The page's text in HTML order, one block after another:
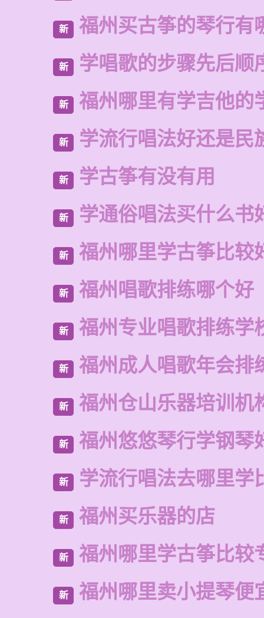
新 福州买古筝的琴行有
新 学唱歌的步骤先后顺
新 福州哪里有学吉他的
新 学流行唱法好还是民
新 学古筝有没有用
新 学通俗唱法买什么书
新 福州哪里学古筝比较
新 福州唱歌排练哪个好
新 福州专业唱歌排练学
新 福州成人唱歌年会排
新 福州仓山乐器培训机
新 福州悠悠琴行学钢琴
新 学流行唱法去哪里学
新 福州买乐器的店
新 福州哪里学古筝比较
新 福州哪里卖小提琴便